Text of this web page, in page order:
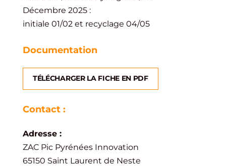
Décembre 2025 :
initiale 01/02 et recyclage 04/05
Documentation
TÉLÉCHARGER LA FICHE EN PDF
Contact :
Adresse :
ZAC Pic Pyrénées Innovation
65150 Saint Laurent de Neste